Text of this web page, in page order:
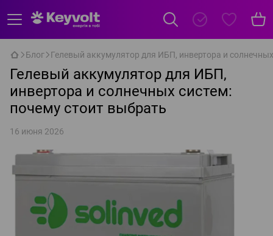
Блог Гелевый аккумулятор для ИБП, инвертора и
Гелевый аккумулятор для ИБП,
инвертора и солнечных систем:
почему стоит выбрать
16 июня 2026